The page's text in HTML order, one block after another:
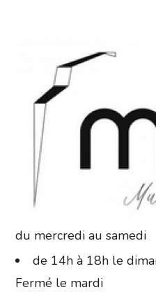
du mercredi au samedi
de 14h à 18h le
Fermé le mardi